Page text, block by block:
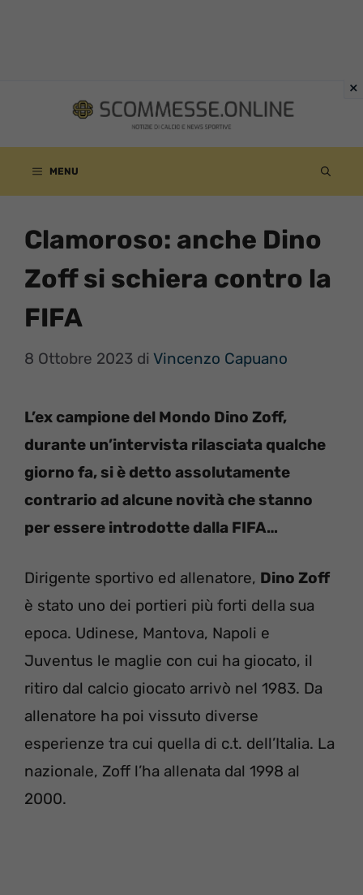
contenuto
MENU
Clamoroso: anche Dino
Zoff si schiera contro la
FIFA
8 Ottobre 2023 di Vincenzo Capuano
L’ex campione del Mondo Dino Zoff,
durante un’intervista rilasciata qualche
giorno fa, si è detto assolutamente
contrario ad alcune novità che stanno
per essere introdotte dalla FIFA…
Dirigente sportivo ed allenatore, Dino Zoff
è stato uno dei portieri più forti della sua
epoca. Udinese, Mantova, Napoli e
Juventus le maglie con cui ha giocato, il
ritiro dal calcio giocato arrivò nel 1983. Da
allenatore ha poi vissuto diverse
esperienze tra cui quella di c.t. dell’Italia. La
nazionale, Zoff l’ha allenata dal 1998 al
2000.